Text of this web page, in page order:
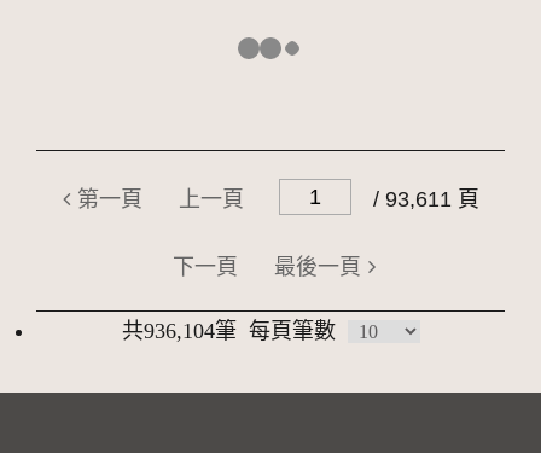
第一頁 上一頁 / 93,611 頁
下一頁 最後一頁
共936,104筆 每頁筆數